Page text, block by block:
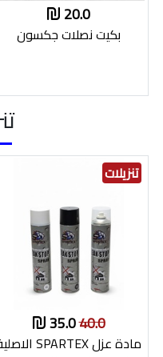
20.0
بكيت نصلات جكسون
تنزيلات
40.0
35.0
مادة عزل SPARTEX الاصلية